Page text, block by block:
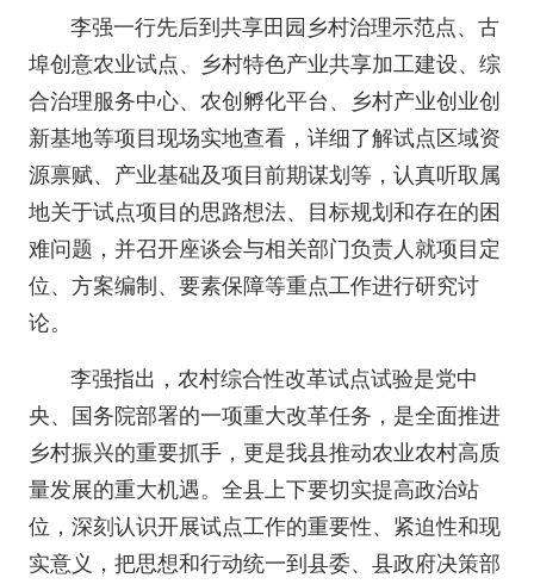
李强一行先后到共享田园乡村治理示范点、古
埠创意农业试点、乡村特色产业共享加工建设、综
合治理服务中心、农创孵化平台、乡村产业创业创
新基地等项目现场实地查看，详细了解试点区域资
源禀赋、产业基础及项目前期谋划等，认真听取属
地关于试点项目的思路想法、目标规划和存在的困
难问题，并召开座谈会与相关部门负责人就项目定
位、方案编制、要素保障等重点工作进行研究讨
论。
李强指出，农村综合性改革试点试验是党中
央、国务院部署的一项重大改革任务，是全面推进
乡村振兴的重要抓手，更是我县推动农业农村高质
量发展的重大机遇。全县上下要切实提高政治站
位，深刻认识开展试点工作的重要性、紧迫性和现
实意义，把思想和行动统一到县委、县政府决策部